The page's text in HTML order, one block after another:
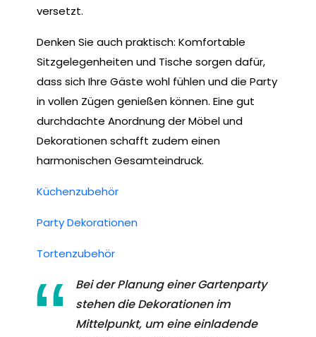
versetzt.
Denken Sie auch praktisch: Komfortable
Sitzgelegenheiten und Tische sorgen dafür,
dass sich Ihre Gäste wohl fühlen und die Party
in vollen Zügen genießen können. Eine gut
durchdachte Anordnung der Möbel und
Dekorationen schafft zudem einen
harmonischen Gesamteindruck.
Küchenzubehör
Party Dekorationen
Tortenzubehör
Bei der Planung einer Gartenparty
stehen die Dekorationen im
Mittelpunkt, um eine einladende